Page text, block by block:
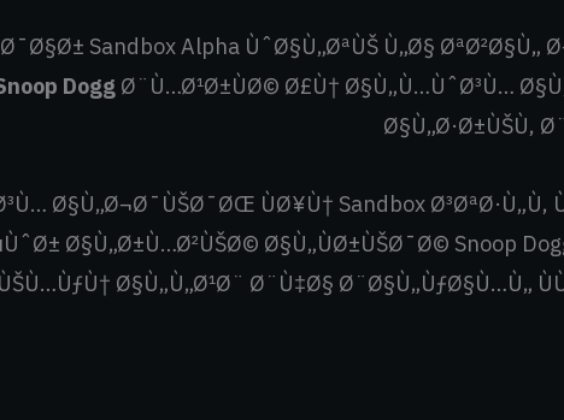
Sandbox Alpha ÙˆØ§Ù„ØªÙŠ Ù„Ø§
DoggØ¨Ù…Ø¹Ø±ÙØ© Ø£Ù† Ø§Ù„Ù…ÙˆØ³Ù…
Ø§Ù„Ø·Ø±ÙŠÙ‚
Ø§Ù„Ø¬Ø¯ÙŠØ¯ØŒ ÙØ¥Ù† Sandbox
Ø§Ù„Ø±Ù…Ø²ÙŠØ© Ø§Ù„ÙØ±ÙŠØ¯Ø© Snoop
ÙŠÙ…ÙƒÙ† Ø§Ù„Ù„Ø¹Ø¨ Ø¨Ù‡Ø§ Ø¨Ø§Ù„ÙƒØ§Ù…Ù„